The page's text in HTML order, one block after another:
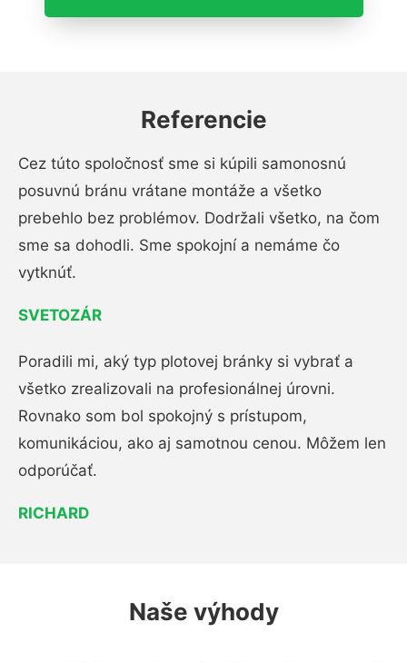
Referencie
Cez túto spoločnosť sme si kúpili samonosnú
posuvnú bránu vrátane montáže a všetko
prebehlo bez problémov. Dodržali všetko, na čom
sme sa dohodli. Sme spokojní a nemáme čo
vytknúť.
SVETOZÁR
Poradili mi, aký typ plotovej bránky si vybrať a
všetko zrealizovali na profesionálnej úrovni.
Rovnako som bol spokojný s prístupom,
komunikáciou, ako aj samotnou cenou. Môžem len
odporúčať.
RICHARD
Naše výhody